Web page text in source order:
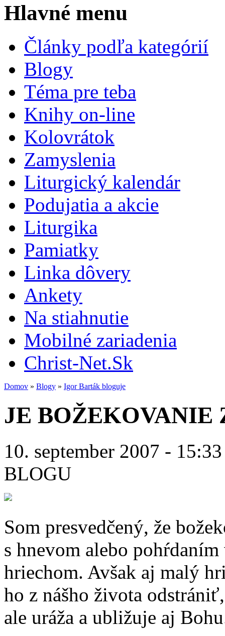
Hlavné menu
Články podľa kategórií
Blogy
Téma pre teba
Knihy on-line
Kolovrátok
Zamyslenia
Liturgický kalendár
Podujatia a akcie
Liturgika
Pamiatky
Linka dôvery
Ankety
Na stiahnutie
Mobilné zariadenia
Christ-Net.Sk
Domov » Blogy » Igor Barták bloguje
JE BOŽEKOVANIE
10. september 2007 -
BLOGU
Som presvedčený, že
s hnevom alebo
hriechom. Avšak aj malý
ho z nášho života
ale uráža a ubližuje aj